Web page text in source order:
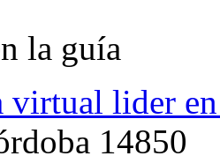
la guía
virtual lider
14850